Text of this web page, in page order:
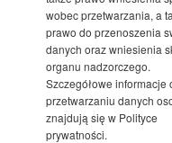
wobec przetwarzania, a
prawo do przenoszenia
danych oraz wniesienia
organu nadzorczego.
Szczegółowe informacje
przetwarzaniu danych
znajdują się w Polityce
prywatności.